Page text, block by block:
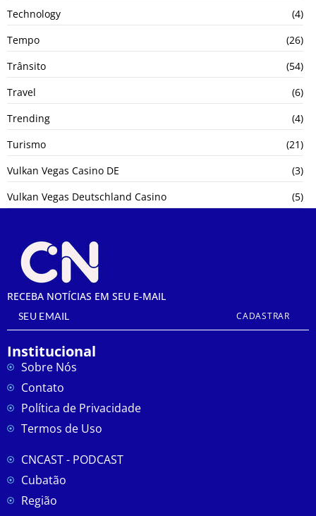
Technology
(4)
Tempo
(26)
Trânsito
(54)
Travel
(6)
Trending
(4)
Turismo
(21)
Vulkan Vegas Casino DE
(3)
Vulkan Vegas Deutschland Casino
(5)
RECEBA NOTÍCIAS EM SEU E-MAIL
CADASTRAR
Institucional
Sobre Nós
Contato
Política de Privacidade
Termos de Uso
CNCAST - PODCAST
Cubatão
Região